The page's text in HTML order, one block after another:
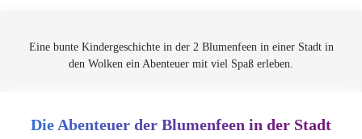
Eine bunte Kindergeschichte in der 2 Blumenfeen in einer Stadt in
den Wolken ein Abenteuer mit viel Spaß erleben.
Die Abenteuer der Blumenfeen in der Stadt